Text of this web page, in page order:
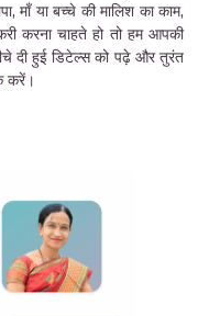
माँ या बच्चे की मालिश का काम,
करना चाहते हो तो हम आपकी
दी हुई डिटेल्स को पढ़े और तुरंत
करें।